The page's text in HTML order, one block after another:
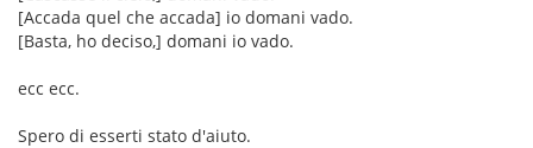
[Accada quel che accada] io domani vado.
[Basta, ho deciso,] domani io vado.
ecc ecc.
Spero di esserti stato d'aiuto.